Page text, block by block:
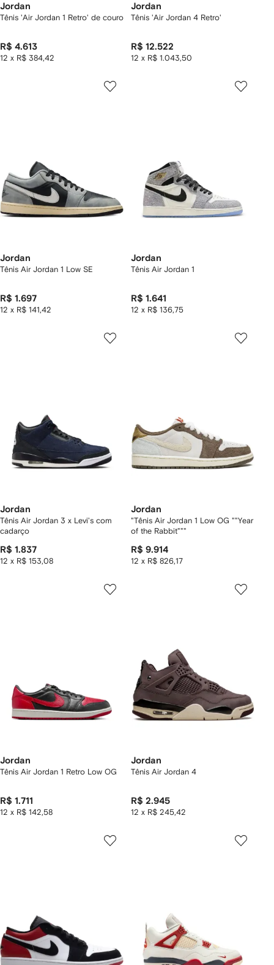
Jordan
Tênis 'Air Jordan 1 Retro' de couro
R$ 4.613
12 x R$ 384,42
Jordan
Tênis 'Air Jordan 4 Retro'
R$ 12.522
12 x R$ 1.043,50
Jordan
Tênis Air Jordan 1 Low SE
R$ 1.697
12 x R$ 141,42
Jordan
Tênis Air Jordan 1
R$ 1.641
12 x R$ 136,75
Jordan
Tênis Air Jordan 3 x Levi's com
cadarço
R$ 1.837
12 x R$ 153,08
Jordan
"Tênis Air Jordan 1 Low OG ""Year
of the Rabbit"""
R$ 9.914
12 x R$ 826,17
Jordan
Tênis Air Jordan 1 Retro Low OG
R$ 1.711
12 x R$ 142,58
Jordan
Tênis Air Jordan 4
R$ 2.945
12 x R$ 245,42